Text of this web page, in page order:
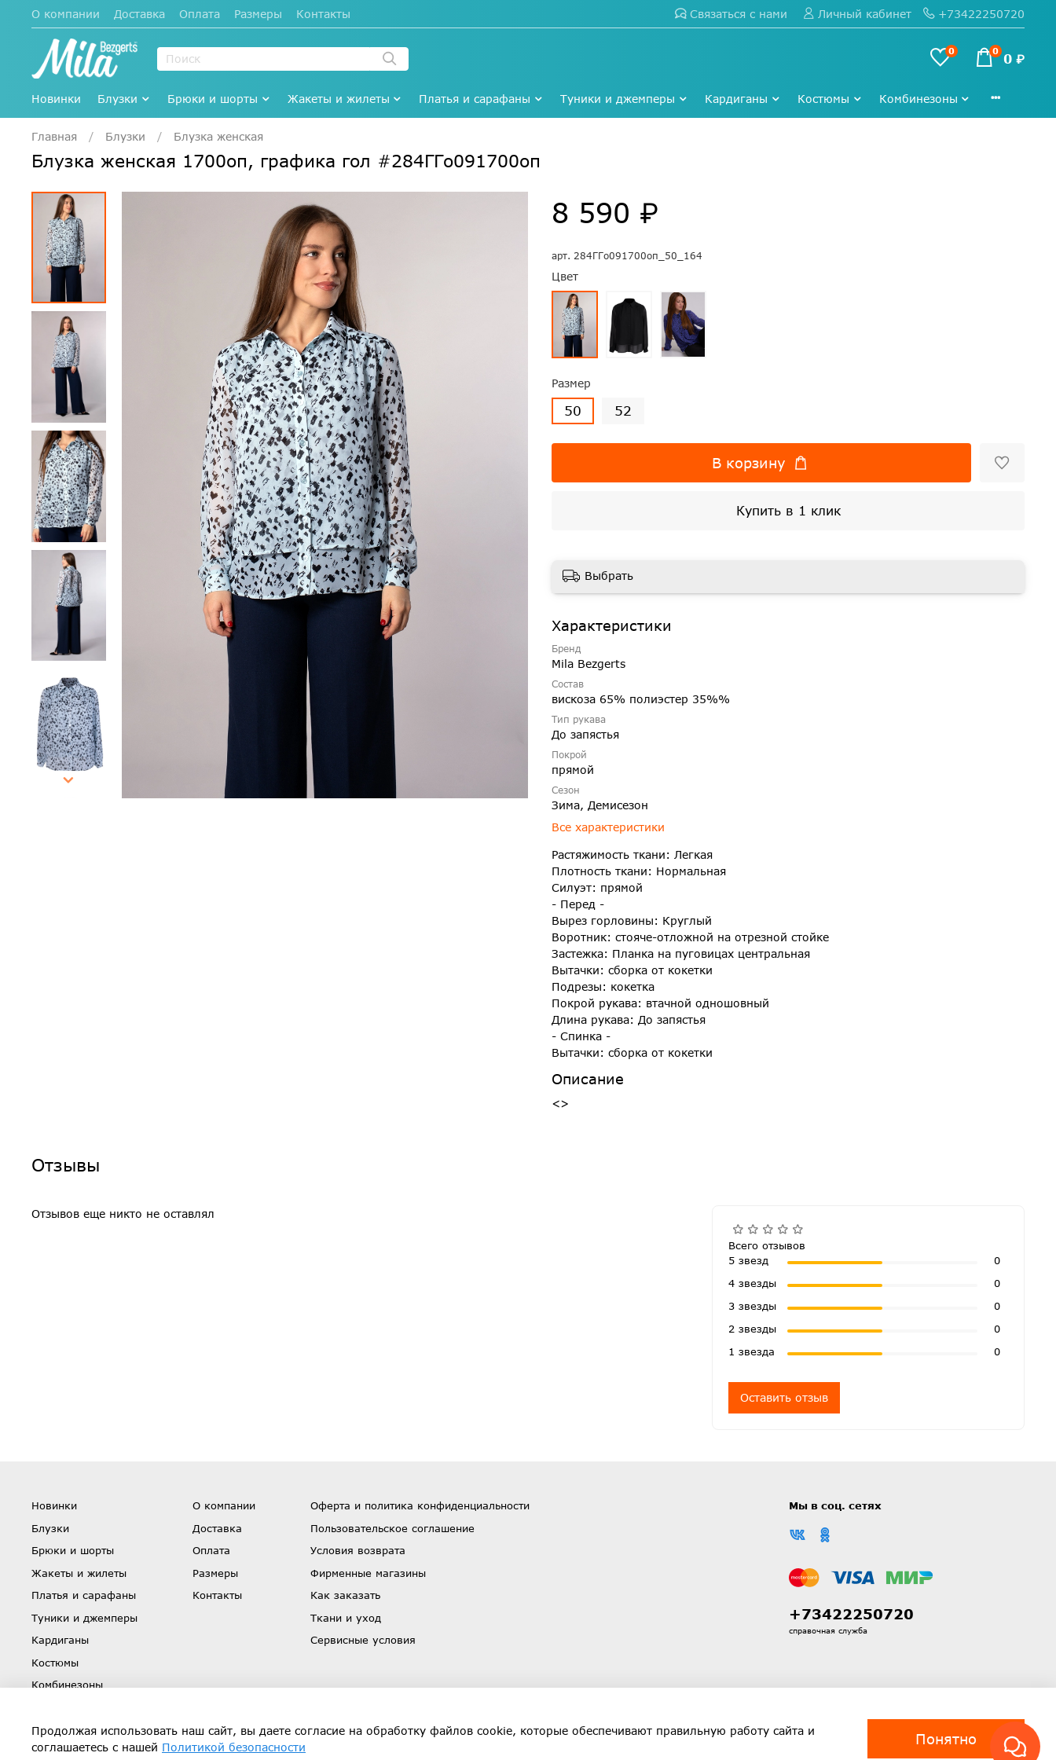
О компании Доставка Оплата Размеры Контакты Связаться с нами Личный кабинет +73422250720
0 0 0 ₽
Новинки Блузки Брюки и шорты Жакеты и жилеты Платья и сарафаны Туники и джемперы Кардиганы Костюмы Комбинезоны
Главная Блузки Блузка женская
Блузка женская 1700оп, графика гол #284ГГо091700оп
арт. 284ГГо091700оп_50_164
Цвет
Размер
50 52
8 590 ₽
В корзину
Купить в 1 клик
Выбрать
Характеристики
Бренд
Mila Bezgerts
Состав
вискоза 65% полиэстер 35%%
Тип рукава
До запястья
Покрой
прямой
Сезон
Зима, Демисезон
Все характеристики
Растяжимость ткани: Легкая
Плотность ткани: Нормальная
Силуэт: прямой
- Перед -
Вырез горловины: Круглый
Воротник: стояче-отложной на отрезной стойке
Застежка: Планка на пуговицах центральная
Вытачки: сборка от кокетки
Подрезы: кокетка
Покрой рукава: втачной одношовный
Длина рукава: До запястья
- Спинка -
Вытачки: сборка от кокетки
Описание
<>
Отзывы
Отзывов еще никто не оставлял
Всего отзывов
5 звезд
0
4 звезды
0
3 звезды
0
2 звезды
0
1 звезда
0
Оставить отзыв
Новинки
Блузки
Брюки и шорты
Жакеты и жилеты
Платья и сарафаны
Туники и джемперы
Кардиганы
Костюмы
Комбинезоны
Скидки
О компании
Доставка
Оплата
Размеры
Контакты
Оферта и политика конфиденциальности
Пользовательское соглашение
Условия возврата
Фирменные магазины
Как заказать
Ткани и уход
Сервисные условия
Мы в соц. сетях
+73422250720
справочная служба
Продолжая использовать наш сайт, вы даете согласие на обработку файлов cookie, которые обеспечивают правильную работу сайта и
соглашаетесь с нашей Политикой безопасности Понятно